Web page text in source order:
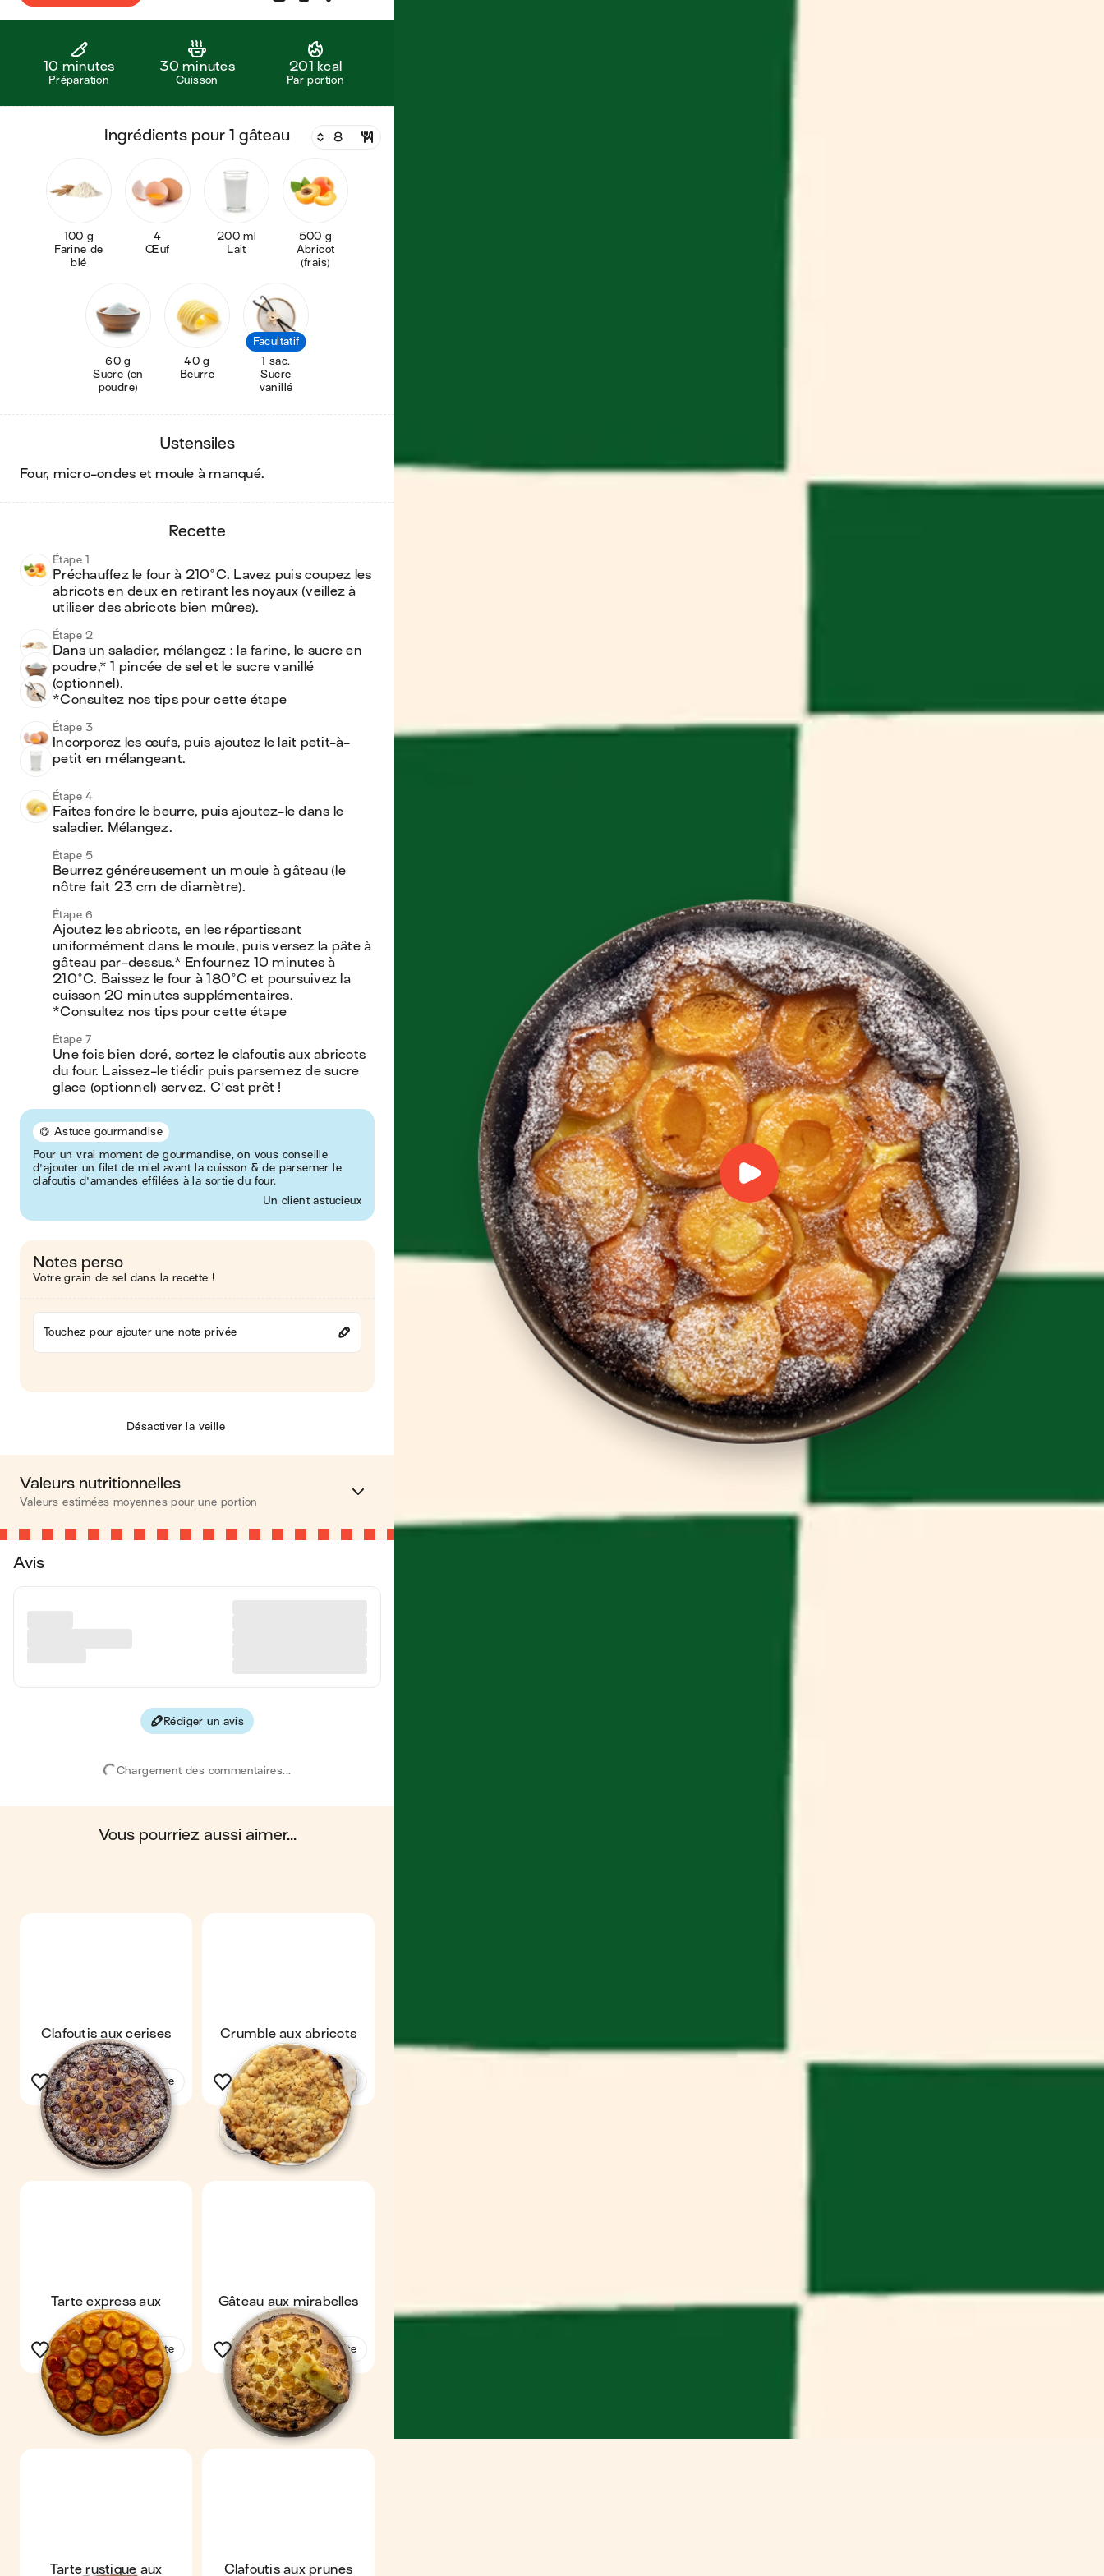
10 minutes
Préparation
30 minutes
Cuisson
201 kcal
Par portion
ingrédients pour 1 gâteau
100 g
Farine de
blé
4
Œuf
200 ml
Lait
500 g
Abricot
(frais)
60 g
Sucre (en
poudre)
40 g
Beurre
Facultatif
1 sac.
Sucre
vanillé
ustensiles
four, micro-ondes et moule à manqué.
recette
Étape 1
Préchauffez le four à 210°C. Lavez puis coupez les
abricots en deux en retirant les noyaux (veillez à
utiliser des abricots bien mûres).
Étape 2
Dans un saladier, mélangez : la farine, le sucre en
poudre,* 1 pincée de sel et le sucre vanillé
(optionnel).
*Consultez nos tips pour cette étape
Étape 3
Incorporez les œufs, puis ajoutez le lait petit-à-
petit en mélangeant.
Étape 4
Faites fondre le beurre, puis ajoutez-le dans le
saladier. Mélangez.
Étape 5
Beurrez généreusement un moule à gâteau (le
nôtre fait 23 cm de diamètre).
Étape 6
Ajoutez les abricots, en les répartissant
uniformément dans le moule, puis versez la pâte à
gâteau par-dessus.* Enfournez 10 minutes à
210°C. Baissez le four à 180°C et poursuivez la
cuisson 20 minutes supplémentaires.
*Consultez nos tips pour cette étape
Étape 7
Une fois bien doré, sortez le clafoutis aux abricots
du four. Laissez-le tiédir puis parsemez de sucre
glace (optionnel) servez. C'est prêt !
😋 Astuce gourmandise
Pour un vrai moment de gourmandise, on vous conseille
d'ajouter un filet de miel avant la cuisson & de parsemer le
clafoutis d'amandes effilées à la sortie du four.
Un client astucieux
Notes perso
Votre grain de sel dans la recette !
Touchez pour ajouter une note privée
Désactiver la veille
Valeurs nutritionnelles
Valeurs estimées moyennes pour une portion
Calories 201 kcal
Les valeurs sont basées sur une estimation moyenne pour une
ou des questions concernant votre santé, veuillez consulter un
en moyenne, une portion de la recette "Clafoutis aux abricots"
; 6 g de protéines ; 1 g de fibres.
Avis
Rédiger un avis
Chargement des commentaires...
vous pourriez aussi aimer...
Clafoutis aux cerises
Voir la recette
Crumble aux abricots
Voir la recette
Tarte express aux
abricots
Voir la recette
Gâteau aux mirabelles
Voir la recette
Tarte rustique aux Clafoutis aux prunes